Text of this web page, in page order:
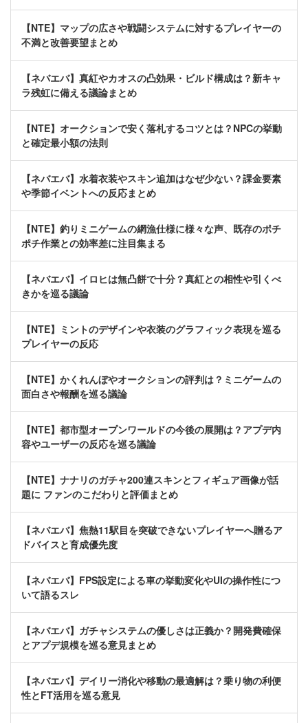
【NTE】マップの広さや戦闘システムに対するプレイヤーの
不満と改善要望まとめ
【ネバエバ】真紅やカオスの凸効果・ビルド構成は？新キャ
ラ残虹に備える議論まとめ
【NTE】オークションで安く落札するコツとは？NPCの挙動
と確定最小額の法則
【ネバエバ】水着衣装やスキン追加はなぜ少ない？課金要素
や季節イベントへの反応まとめ
【NTE】釣りミニゲームの網漁仕様に様々な声、既存のポチ
ポチ作業との効率差に注目集まる
【ネバエバ】イロヒは無凸餅で十分？真紅との相性や引くべ
きかを巡る議論
【NTE】ミントのデザインや衣装のグラフィック表現を巡る
プレイヤーの反応
【NTE】かくれんぼやオークションの評判は？ミニゲームの
面白さや報酬を巡る議論
【NTE】都市型オープンワールドの今後の展開は？アプデ内
容やユーザーの反応を巡る議論
【NTE】ナナリのガチャ200連スキンとフィギュア画像が話
題に ファンのこだわりと評価まとめ
【ネバエバ】焦熱11駅目を突破できないプレイヤーへ贈るア
ドバイスと育成優先度
【ネバエバ】FPS設定による車の挙動変化やUIの操作性につ
いて語るスレ
【ネバエバ】ガチャシステムの優しさは正義か？開発費確保
とアプデ規模を巡る意見まとめ
【ネバエバ】デイリー消化や移動の最適解は？乗り物の利便
性とFT活用を巡る意見